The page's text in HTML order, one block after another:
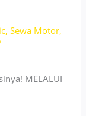
,Sewa Motor,
MELALUI